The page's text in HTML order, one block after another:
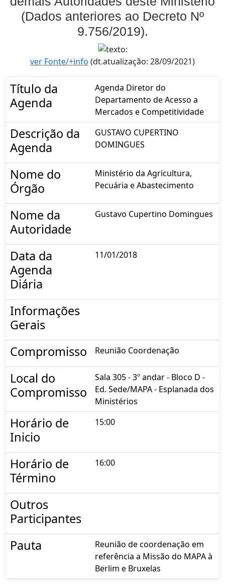
(Dados anteriores ao Decreto Nº
9.756/2019).
ver Fonte/+info (dt.atualização: 28/09/2021)
Título da
Agenda
Agenda Diretor do
Departamento de Acesso a
Mercados e Competitividade
Descrição da
Agenda
GUSTAVO CUPERTINO
DOMINGUES
Nome do
Órgão
Ministério da Agricultura,
Pecuária e Abastecimento
Nome da
Autoridade
Gustavo Cupertino Domingues
Data da
Agenda
Diária
11/01/2018
Informações
Gerais
Compromisso
Reunião Coordenação
Local do
Compromisso
Sala 305 - 3º andar - Bloco D -
Ed. Sede/MAPA - Esplanada dos
Ministérios
Horário de
Inicio
15:00
Horário de
Término
16:00
Outros
Participantes
Pauta
Reunião de coordenação em
referência a Missão do MAPA à
Berlim e Bruxelas